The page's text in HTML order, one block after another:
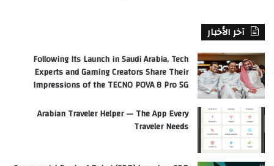
آخر الأخبار
Following Its Launch in Saudi Arabia, Tech
Experts and Gaming Creators Share Their
Impressions of the TECNO POVA 8 Pro 5G
Arabian Traveler Helper — The App Every
Traveler Needs